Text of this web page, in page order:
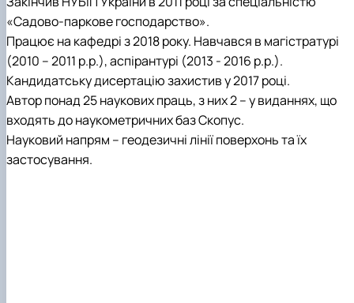
«Садово-паркове господарство».
Працює на кафедрі з 2018 року. Навчався в магістратурі
(2010 – 2011 р.р.), аспірантурі (2013 - 2016 р.р.).
Кандидатську дисертацію захистив у 2017 році.
Автор понад 25 наукових праць, з них 2 – у виданнях, що
входять до наукометричних баз Скопус.
Науковий напрям – геодезичні лінії поверхонь та їх
застосування.